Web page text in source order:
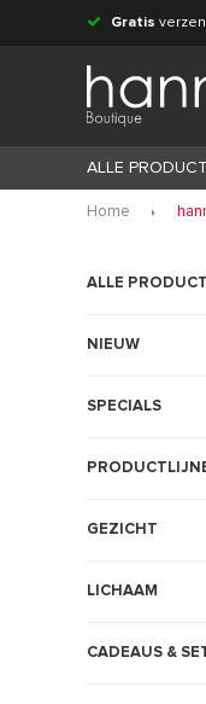
Gratis
ALLE
Home
ALLE
NIEUW
SPECIALS
GEZICHT
LICHAAM
CADEAUS &